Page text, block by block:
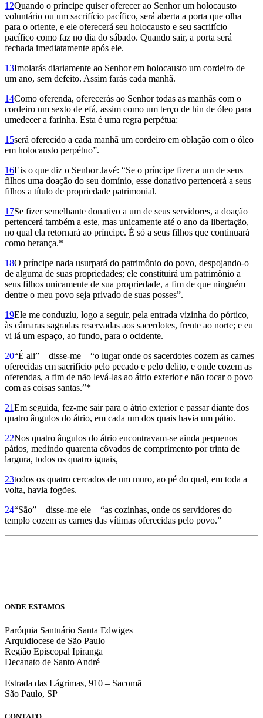
12Quando o príncipe quiser oferecer ao Senhor um holocausto
voluntário ou um sacrifício pacífico, será aberta a porta que olha
para o oriente, e ele oferecerá seu holocausto e seu sacrifício
pacífico como faz no dia do sábado. Quando sair, a porta será
fechada imediatamente após ele.
13Imolarás diaria­mente ao Senhor em holocausto um cordeiro de
um ano, sem defeito. Assim farás cada manhã.
14Como oferenda, oferecerás ao Senhor todas as manhãs com o
cordeiro um sexto de efá, assim como um terço de hin de óleo para
umedecer a farinha. Esta é uma regra perpétua:
15será oferecido a cada manhã um cordeiro em oblação com o óleo
em holocausto perpétuo”.
16Eis o que diz o Senhor Javé: “Se o príncipe fizer a um de seus
filhos uma doação do seu domínio, esse donativo pertencerá a seus
filhos a título de propriedade patrimonial.
17Se fizer seme­lhante donativo a um de seus servidores, a doação
pertencerá também a este, mas unicamente até o ano da libertação,
no qual ela retornará ao príncipe. É só a seus filhos que continuará
como herança.*
18O príncipe nada usurpará do patrimônio do povo, despojando-o
de alguma de suas propriedades; ele constituirá um patrimônio a
seus filhos unicamente de sua propriedade, a fim de que ninguém
dentre o meu povo seja privado de suas posses”.
19Ele me conduziu, logo a seguir, pela entrada vizinha do pórtico,
às câmaras sagradas reservadas aos sacerdotes, frente ao norte; e eu
vi lá um espaço, ao fundo, para o ocidente.
20“É ali” – disse-me – “o lugar onde os sacerdotes cozem as carnes
oferecidas em sacrifício pelo pecado e pelo delito, e onde cozem as
oferendas, a fim de não levá-las ao átrio exterior e não tocar o povo
com as coisas santas.”*
21Em seguida, fez-me sair para o átrio exterior e passar diante dos
quatro ângulos do átrio, em cada um dos quais havia um pátio.
22Nos quatro ângulos do átrio encontravam-se ainda pequenos
pátios, medindo quarenta côvados de comprimento por trinta de
largura, todos os quatro iguais,
23todos os quatro cercados de um muro, ao pé do qual, em toda a
volta, havia fogões.
24“São” – disse-me ele – “as cozinhas, onde os servidores do
templo cozem as carnes das vítimas oferecidas pelo povo.”
ONDE ESTAMOS
Paróquia Santuário Santa Edwiges
Arquidiocese de São Paulo
Região Episcopal Ipiranga
Decanato de Santo André
Estrada das Lágrimas, 910 – Sacomã
São Paulo, SP